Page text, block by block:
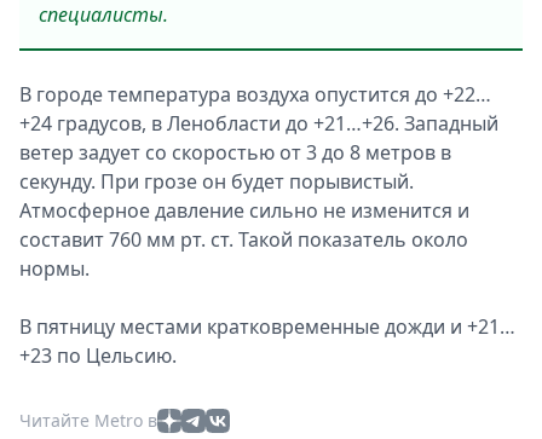
специалисты.
В городе температура воздуха опустится до +22…
+24 градусов, в Ленобласти до +21…+26. Западный
ветер задует со скоростью от 3 до 8 метров в
секунду. При грозе он будет порывистый.
Атмосферное давление сильно не изменится и
составит 760 мм рт. ст. Такой показатель около
нормы.
В пятницу местами кратковременные дожди и +21…
+23 по Цельсию.
Читайте Metro в